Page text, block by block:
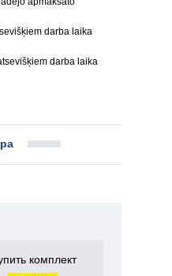
darba laika
darba laika
комплект